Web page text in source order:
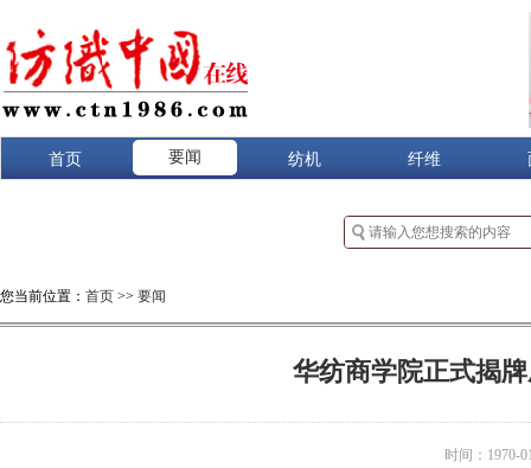
首页 要闻 纺机 纤维
您当前位置： 首页 >> 要闻
华纺商学院正式揭
时间：1970-